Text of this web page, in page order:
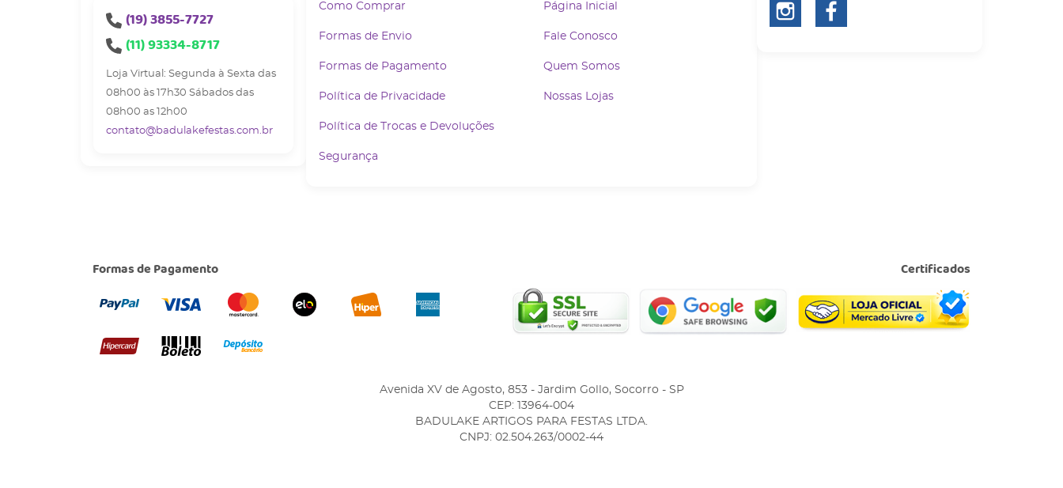
(19)3855-7727
(11)93334-8717
Loja Virtual: Segunda à Sexta das
08h00 às 17h30 Sábados das
08h00 as 12h00
contato@badulakefestas.com.br
Como Comprar
Formas de Envio
Formas de Pagamento
Política de Privacidade
Política de Trocas e Devoluções
Segurança
Página Inicial
Fale Conosco
Quem Somos
Nossas Lojas
Formas de Pagamento Certificados
Avenida XV de Agosto, 853- Jardim Gollo, Socorro - SP
CEP: 13964-004
BADULAKE ARTIGOS PARA FESTAS LTDA.
CNPJ: 02.504.263/0002-44